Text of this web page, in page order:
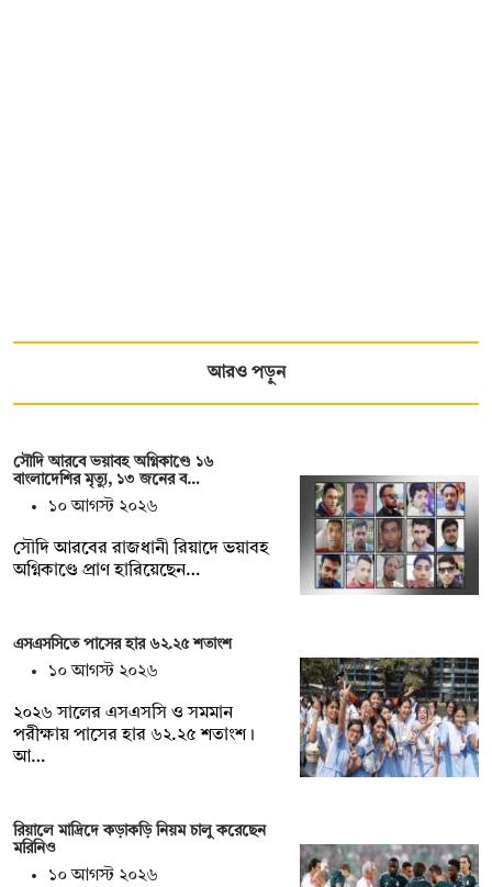
আরও পড়ুন
সৌদি আরবে ভয়াবহ অগ্নিকাণ্ডে ১৬
বাংলাদেশির মৃত্যু, ১৩ জনের ব…
১০ আগস্ট ২০২৬
সৌদি আরবের রাজধানী রিয়াদে ভয়াবহ
অগ্নিকাণ্ডে প্রাণ হারিয়েছেন…
এসএসসিতে পাসের হার ৬২.২৫ শতাংশ
১০ আগস্ট ২০২৬
২০২৬ সালের এসএসসি ও সমমান
পরীক্ষায় পাসের হার ৬২.২৫ শতাংশ।
আ…
রিয়ালে মাদ্রিদে কড়াকড়ি নিয়ম চালু করেছেন
মরিনিও
১০ আগস্ট ২০২৬